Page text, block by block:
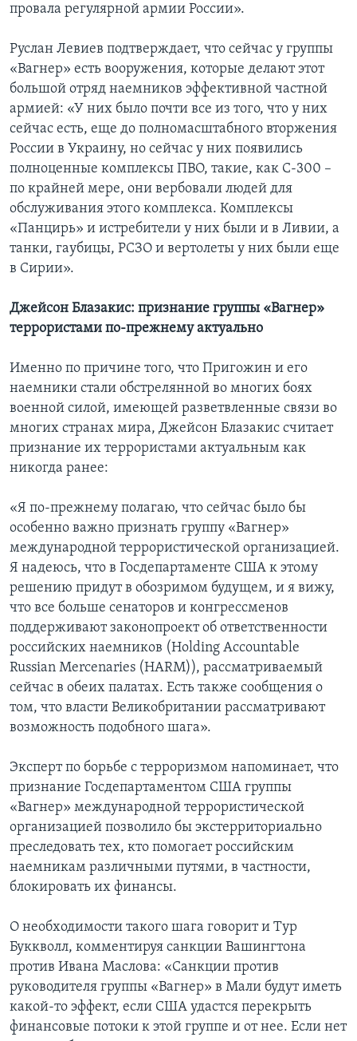
провала регулярной армии России».
Руслан Левиев подтверждает, что сейчас у группы
«Вагнер» есть вооружения, которые делают этот
большой отряд наемников эффективной частной
армией: «У них было почти все из того, что у них
сейчас есть, еще до полномасштабного вторжения
России в Украину, но сейчас у них появились
полноценные комплексы ПВО, такие, как С-300 –
по крайней мере, они вербовали людей для
обслуживания этого комплекса. Комплексы
«Панцирь» и истребители у них были и в Ливии, а
танки, гаубицы, РСЗО и вертолеты у них были еще
в Сирии».
Джейсон Блазакис: признание группы «Вагнер»
террористами по-прежнему актуально
Именно по причине того, что Пригожин и его
наемники стали обстрелянной во многих боях
военной силой, имеющей разветвленные связи во
многих странах мира, Джейсон Блазакис считает
признание их террористами актуальным как
никогда ранее:
«Я по-прежнему полагаю, что сейчас было бы
особенно важно признать группу «Вагнер»
международной террористической организацией.
Я надеюсь, что в Госдепартаменте США к этому
решению придут в обозримом будущем, и я вижу,
что все больше сенаторов и конгрессменов
поддерживают законопроект об ответственности
российских наемников (Holding Accountable
Russian Mercenaries (HARM)), рассматриваемый
сейчас в обеих палатах. Есть также сообщения о
том, что власти Великобритании рассматривают
возможность подобного шага».
Эксперт по борьбе с терроризмом напоминает, что
признание Госдепартаментом США группы
«Вагнер» международной террористической
организацией позволило бы экстерриториально
преследовать тех, кто помогает российским
наемникам различными путями, в частности,
блокировать их финансы.
О необходимости такого шага говорит и Тур
Буккволл, комментируя санкции Вашингтона
против Ивана Маслова: «Санкции против
руководителя группы «Вагнер» в Мали будут иметь
какой-то эффект, если США удастся перекрыть
финансовые потоки к этой группе и от нее. Если нет